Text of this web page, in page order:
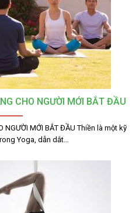
CHO NGƯỜI MỚI BẮT ĐẦU
NGƯỜI MỚI BẮT ĐẦU Thiền là một kỹ
Yoga, dẫn dắt…